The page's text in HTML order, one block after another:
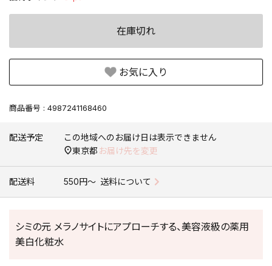
在庫切れ
お気に入り
商品番号 4987241168460
配送予定
この地域へのお届け日は表示できません
東京都 お届け先を変更
配送料 550円〜 送料について
シミの元 メラノサイトにアプローチする、美容液級の薬用
美白化粧水